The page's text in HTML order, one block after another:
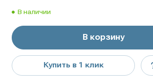
В наличии
В корзину
Купить в 1 клик